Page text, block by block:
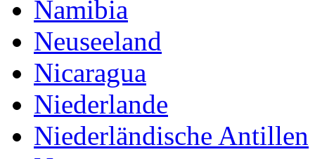
Namibia
Neuseeland
Nicaragua
Niederlande
Niederländische Antillen